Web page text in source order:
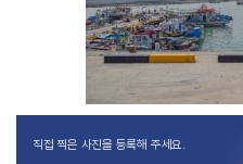
직접 찍은 사진을 등록해 주세요.